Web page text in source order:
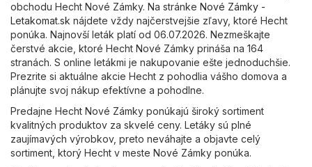
obchodu Hecht Nové Zámky. Na stránke Nové Zámky -
Letakomat.sk nájdete vždy najčerstvejšie zľavy, ktoré Hecht
ponúka. Najnovší leták platí od 06.07.2026. Nezmeškajte
čerstvé akcie, ktoré Hecht Nové Zámky prináša na 164
stranách. S online letákmi je nakupovanie ešte jednoduchšie.
Prezrite si aktuálne akcie Hecht z pohodlia vášho domova a
plánujte svoj nákup efektívne a pohodlne.
Predajne Hecht Nové Zámky ponúkajú široký sortiment
kvalitných produktov za skvelé ceny. Letáky sú plné
zaujímavých výrobkov, preto neváhajte a objavte celý
sortiment, ktorý Hecht v meste Nové Zámky ponúka.